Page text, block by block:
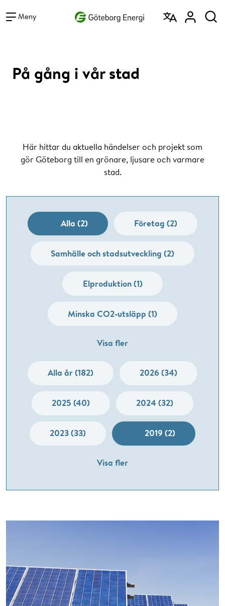
Meny
På gång i vår stad
Här hittar du aktuella händelser och projekt som
gör Göteborg till en grönare, ljusare och varmare
stad.
Alla (2) Företag (2)
Samhälle och stadsutveckling (2)
Elproduktion (1)
Minska CO2-utsläpp (1)
Visa fler
Alla år (182) 2026 (34)
2025 (40) 2024 (32)
2023 (33) 2019 (2)
Visa fler